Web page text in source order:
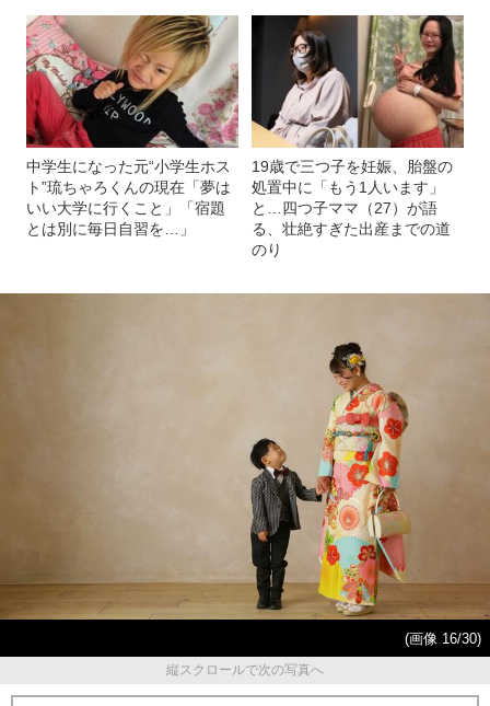
中学生になった元“小学生ホス
ト”琉ちゃろくんの現在「夢は
いい大学に行くこと」「宿題
とは別に毎日自習を…」
19歳で三つ子を妊娠、胎盤の
処置中に「もう1人います」
と…四つ子ママ（27）が語
る、壮絶すぎた出産までの道
のり
(画像 16/30)
縦スクロールで次の写真へ